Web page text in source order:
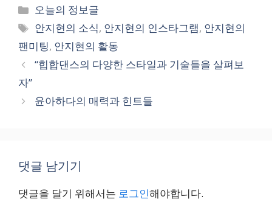
카
테
리
오늘의 정보글
태
그
안지현의 소식, 안지현의 인스타그램, 안지현의
팬미팅, 안지현의 활동
“힙합댄스의 다양한 스타일과 기술들을 살펴보
자”
윤아하다의 매력과 힌트들
댓글 남기기
댓글을 달기 위해서는 로그인해야합니다.